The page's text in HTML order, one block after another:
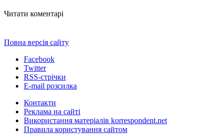
Читати коментарі
Повна версія сайту
Facebook
Twitter
RSS-стрічки
E-mail розсилка
Контакти
Реклама на сайті
Використання матеріалів korrespondent.net
Правила користування сайтом